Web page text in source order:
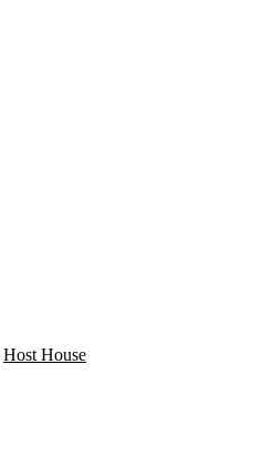
Host House